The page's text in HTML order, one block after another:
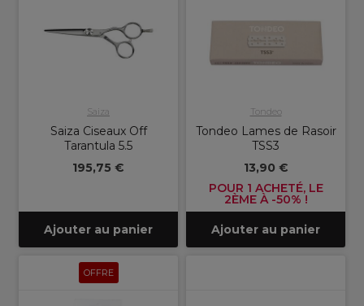
Saiza
Saiza Ciseaux Off
Tarantula 5.5
195,75 €
Ajouter au panier
Tondeo
Tondeo Lames de Rasoir
TSS3
13,90 €
POUR 1 ACHETÉ, LE
2ÈME À -50% !
Ajouter au panier
OFFRE